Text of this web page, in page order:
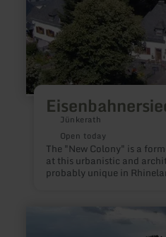
Jünkerath
Open today
The "New Colony" is a
at this urbanistic and
probably unique in